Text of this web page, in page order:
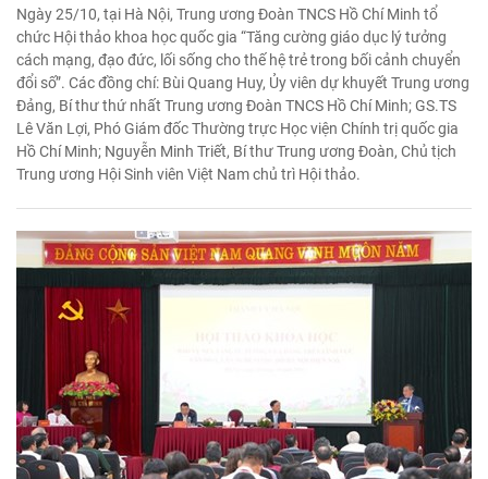
Ngày 25/10, tại Hà Nội, Trung ương Đoàn TNCS Hồ Chí Minh tổ
chức Hội thảo khoa học quốc gia “Tăng cường giáo dục lý tưởng
cách mạng, đạo đức, lối sống cho thế hệ trẻ trong bối cảnh chuyển
đổi số”. Các đồng chí: Bùi Quang Huy, Ủy viên dự khuyết Trung ương
Đảng, Bí thư thứ nhất Trung ương Đoàn TNCS Hồ Chí Minh; GS.TS
Lê Văn Lợi, Phó Giám đốc Thường trực Học viện Chính trị quốc gia
Hồ Chí Minh; Nguyễn Minh Triết, Bí thư Trung ương Đoàn, Chủ tịch
Trung ương Hội Sinh viên Việt Nam chủ trì Hội thảo.